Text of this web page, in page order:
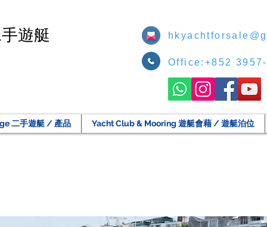
遊艇
Office:+852
二手遊艇 / 產品 Yacht Club & Mooring 遊艇會藉 / 遊艇泊位